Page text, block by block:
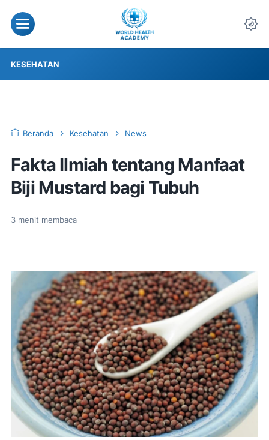
KESEHATAN
Beranda Kesehatan News
Fakta Ilmiah tentang Manfaat
Biji Mustard bagi Tubuh
3 menit membaca